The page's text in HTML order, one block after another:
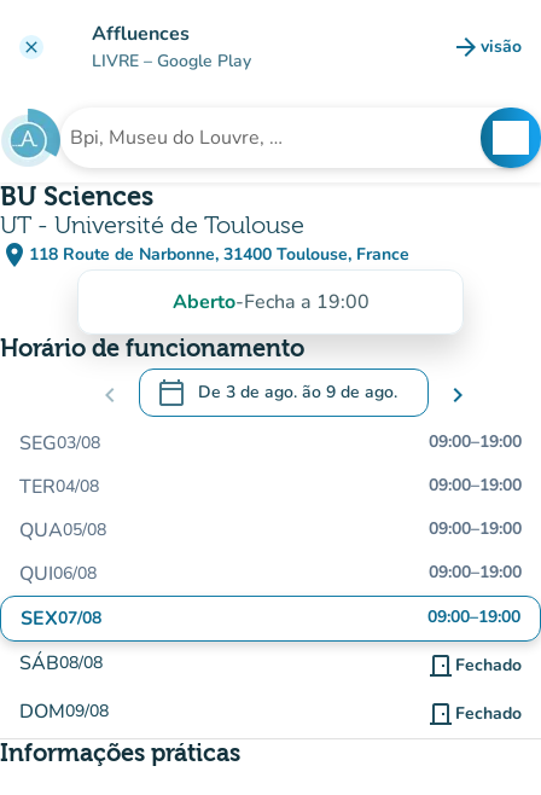
clear Affluences
LIVRE – Google Play arrow_forward visão
(novo
Procura uma instituição
BU Sciences
UT - Université de Toulouse
place 118 Route de Narbonne, 31400 Toulouse, France
(abrir no Google Maps)
(novo separador)
Aberto-Fecha a 19:00
Horário de funcionamento
chevron_left calendar_today De 3 de ago. ão 9 de ago.
.Abra o calendário para alterar as datas
chevron_right
SEG03/08 09:00–19:00
TER04/08 09:00–19:00
QUA05/08 09:00–19:00
QUI06/08 09:00–19:00
SEX07/08 09:00–19:00
SÁB08/08 door_front Fechado
DOM09/08 door_front Fechado
Informações práticas